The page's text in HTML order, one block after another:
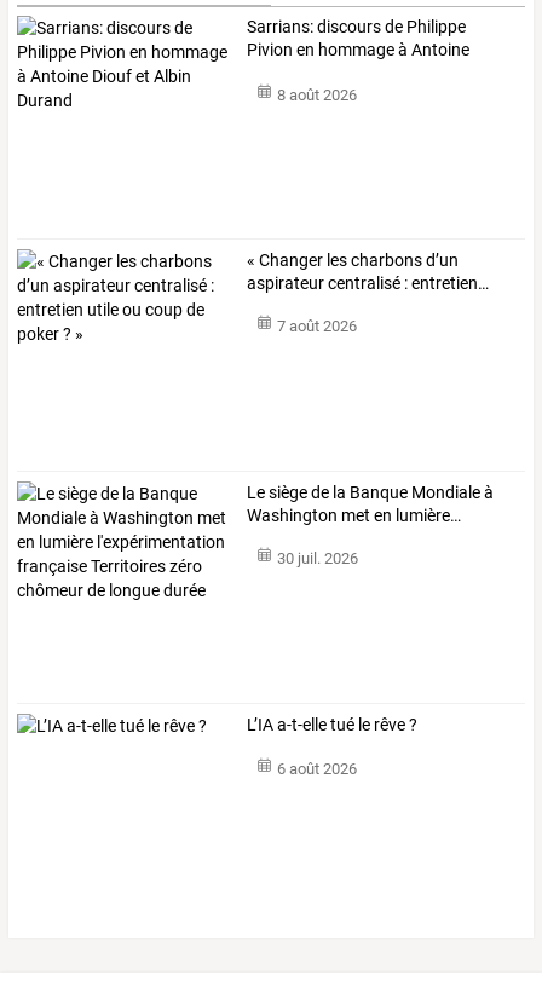
Sarrians:discoursde Philippe
Pivion en hommageà Antoine
8 août 2026
« Changer lescharbonsd’un
aspirateurcentralisé :entretien…
7 août 2026
Lesiègede la Banque Mondialeà
Washington met en lumière…
30 juil. 2026
L’IA a-t-elle tué le rêve ?
6 août 2026